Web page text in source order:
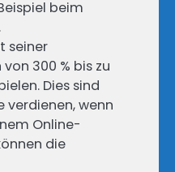
beim
.
seiner
300 % bis zu
Dies sind
verdienen, wenn
Online-
die